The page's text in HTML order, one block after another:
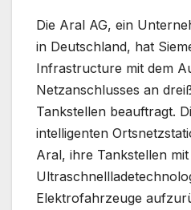
Die Aral AG, ein
in Deutschland, hat
Infrastructure mit dem
Netzanschlusses an
Tankstellen beauftragt.
intelligenten
Aral, ihre Tankstellen mit
Elektrofahrzeuge